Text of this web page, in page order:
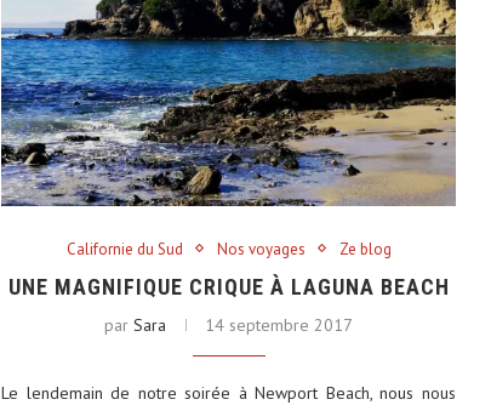
Californie du Sud Nos voyages Ze blog
UNE MAGNIFIQUE CRIQUE À LAGUNA BEACH
parSara 14 septembre 2017
Le lendemain de notre soirée à Newport Beach, nous nous